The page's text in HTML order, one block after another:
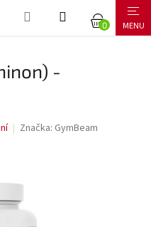
NÁKUPNÍ
-
Značka: GymBeam